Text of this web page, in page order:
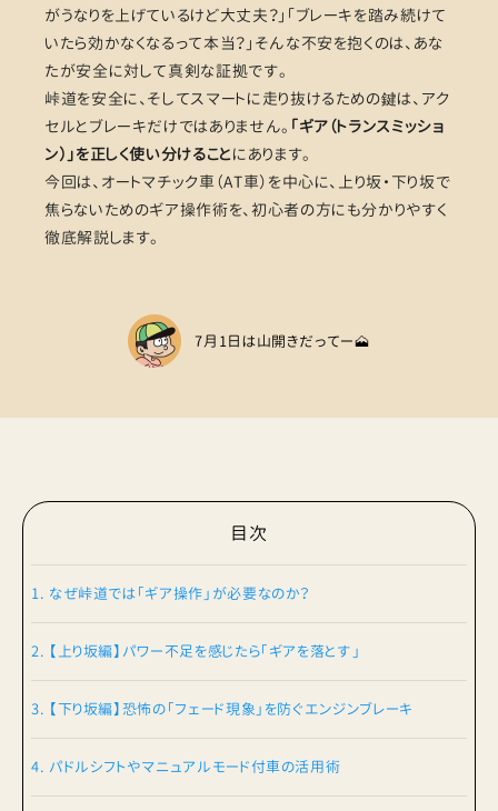
がうなりを上げているけど大丈夫？」「ブレーキを踏み続けて
いたら効かなくなるって本当？」そんな不安を抱くのは、あな
たが安全に対して真剣な証拠です。
峠道を安全に、そしてスマートに走り抜けるための鍵は、アク
セルとブレーキだけではありません。 「ギア（トランスミッショ
ン）」を正しく使い分けることにあります。
今回は、オートマチック車（AT車）を中心に、上り坂・下り坂で
焦らないためのギア操作術を、初心者の方にも分かりやすく
徹底解説します。
7月1日は山開きだってー🗻
目次
1. なぜ峠道では「ギア操作」が必要なのか？
2. 【上り坂編】パワー不足を感じたら「ギアを落とす」
3. 【下り坂編】恐怖の「フェード現象」を防ぐエンジンブレーキ
4. パドルシフトやマニュアルモード付車の活用術